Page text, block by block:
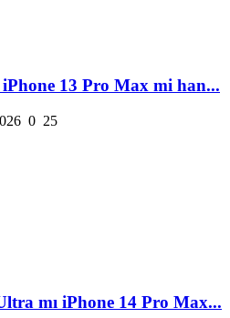
13 Pro Max mi han...
0 25
mı iPhone 14 Pro Max...